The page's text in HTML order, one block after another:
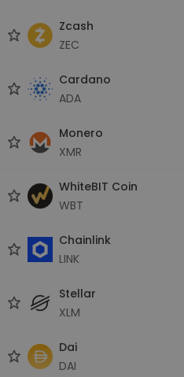
Zcash
ZEC
Cardano
ADA
Monero
XMR
WhiteBIT Coin
WBT
Chainlink
LINK
Stellar
XLM
Dai
DAI